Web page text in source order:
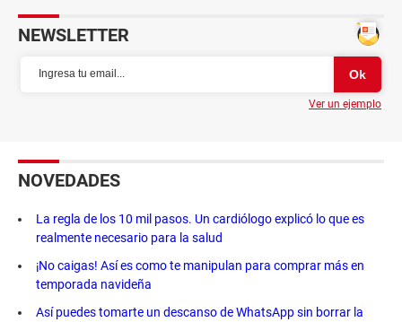
NEWSLETTER
Ver un ejemplo
NOVEDADES
La regla de los 10 mil pasos. Un cardiólogo explicó lo que es
realmente necesario para la salud
¡No caigas! Así es como te manipulan para comprar más en
temporada navideña
Así puedes tomarte un descanso de WhatsApp sin borrar la